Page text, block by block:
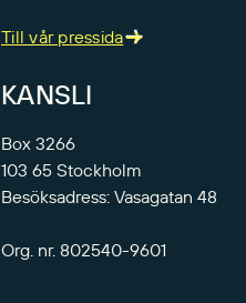
Till vår pressida
KANSLI
Box 3266
103 65 Stockholm
Besöksadress: Vasagatan 48
Org. nr. 802540-9601